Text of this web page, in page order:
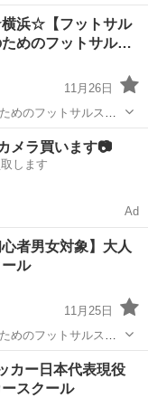
で1,000円相当フッ
心者
浜☆【フットサル
めのフットサル…
11月26日
めのフットサルスク
で1,000円相当フッ
者
メラ買います📷
します
Ad
者男女対象】大人
ル
11月25日
めのフットサルスク
で1,000円相当フッ
者
カー日本代表現役
スクール